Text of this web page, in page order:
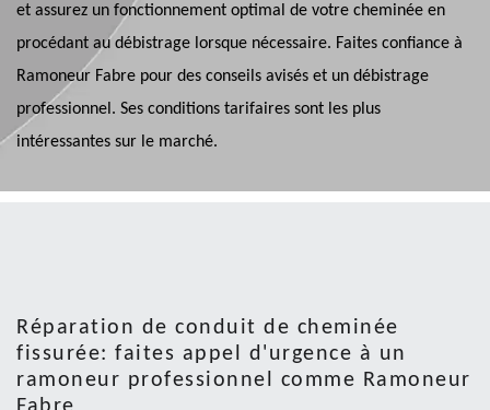
et assurez un fonctionnement optimal de votre cheminée en
procédant au débistrage lorsque nécessaire. Faites confiance à
Ramoneur Fabre pour des conseils avisés et un débistrage
professionnel. Ses conditions tarifaires sont les plus
intéressantes sur le marché.
Réparation de conduit de cheminée
fissurée: faites appel d'urgence à un
ramoneur professionnel comme Ramoneur